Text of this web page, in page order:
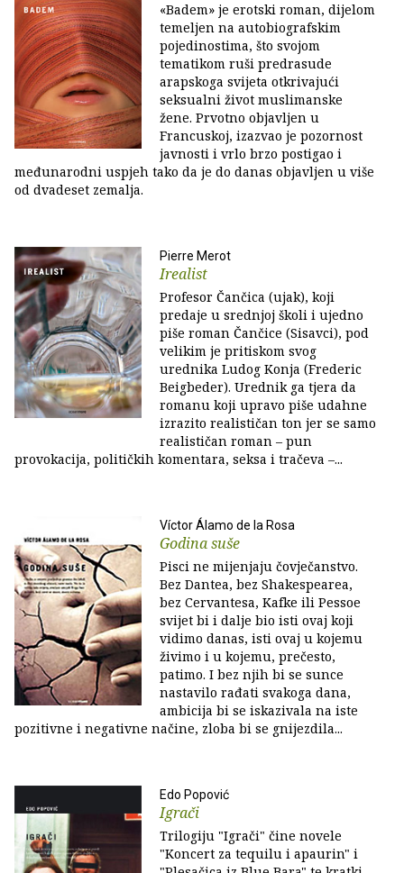
«Badem» je erotski roman, dijelom
temeljen na autobiografskim
pojedinostima, što svojom
tematikom ruši predrasude
arapskoga svijeta otkrivajući
seksualni život muslimanske
žene. Prvotno objavljen u
Francuskoj, izazvao je pozornost
javnosti i vrlo brzo postigao i
međunarodni uspjeh tako da je do danas objavljen u više
od dvadeset zemalja.
Pierre Merot
Irealist
Profesor Čančica (ujak), koji
predaje u srednjoj školi i ujedno
piše roman Čančice (Sisavci), pod
velikim je pritiskom svog
urednika Ludog Konja (Frederic
Beigbeder). Urednik ga tjera da
romanu koji upravo piše udahne
izrazito realističan ton jer se samo
realističan roman – pun
provokacija, političkih komentara, seksa i tračeva –...
Víctor Álamo de la Rosa
Godina suše
Pisci ne mijenjaju čovječanstvo.
Bez Dantea, bez Shakespearea,
bez Cervantesa, Kafke ili Pessoe
svijet bi i dalje bio isti ovaj koji
vidimo danas, isti ovaj u kojemu
živimo i u kojemu, prečesto,
patimo. I bez njih bi se sunce
nastavilo rađati svakoga dana,
ambicija bi se iskazivala na iste
pozitivne i negativne načine, zloba bi se gnijezdila...
Edo Popović
Igrači
Trilogiju "Igrači" čine novele
"Koncert za tequilu i apaurin" i